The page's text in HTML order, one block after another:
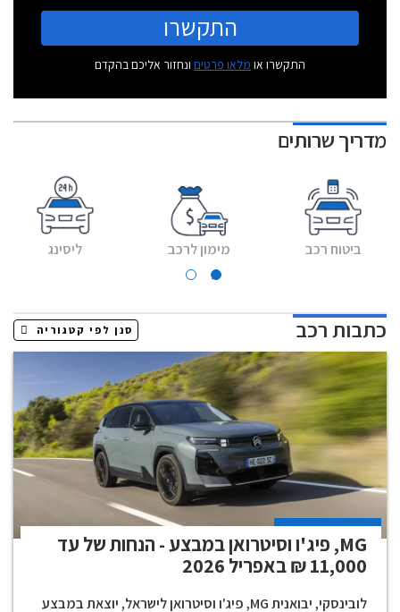
התקשרו
התקשרו או מלאו פרטים ונחזור אליכם בהקדם
מדריך שרותים
ביטוח רכב מימון לרכב ליסינג
כתבות רכב
MG, פיג'ו וסיטרואן במבצע - הנחות של עד
11,000 ₪ באפריל 2026
לובינסקי, יבואנית MG, פיג'ו וסיטרואן לישראל, יוצאת במבצע